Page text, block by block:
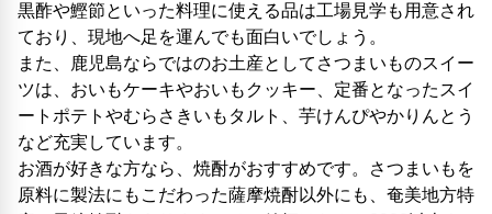
黒酢や鰹節といった料理に使える品は工場見学も用意され
ており、現地へ足を運んでも面白いでしょう。
また、鹿児島ならではのお土産としてさつまいものスイー
ツは、おいもケーキやおいもクッキー、定番となったスイ
ートポテトやむらさきいもタルト、芋けんぴやかりんとう
など充実しています。
お酒が好きな方なら、焼酎がおすすめです。さつまいもを
原料に製法にもこだわった薩摩焼酎以外にも、奄美地方特